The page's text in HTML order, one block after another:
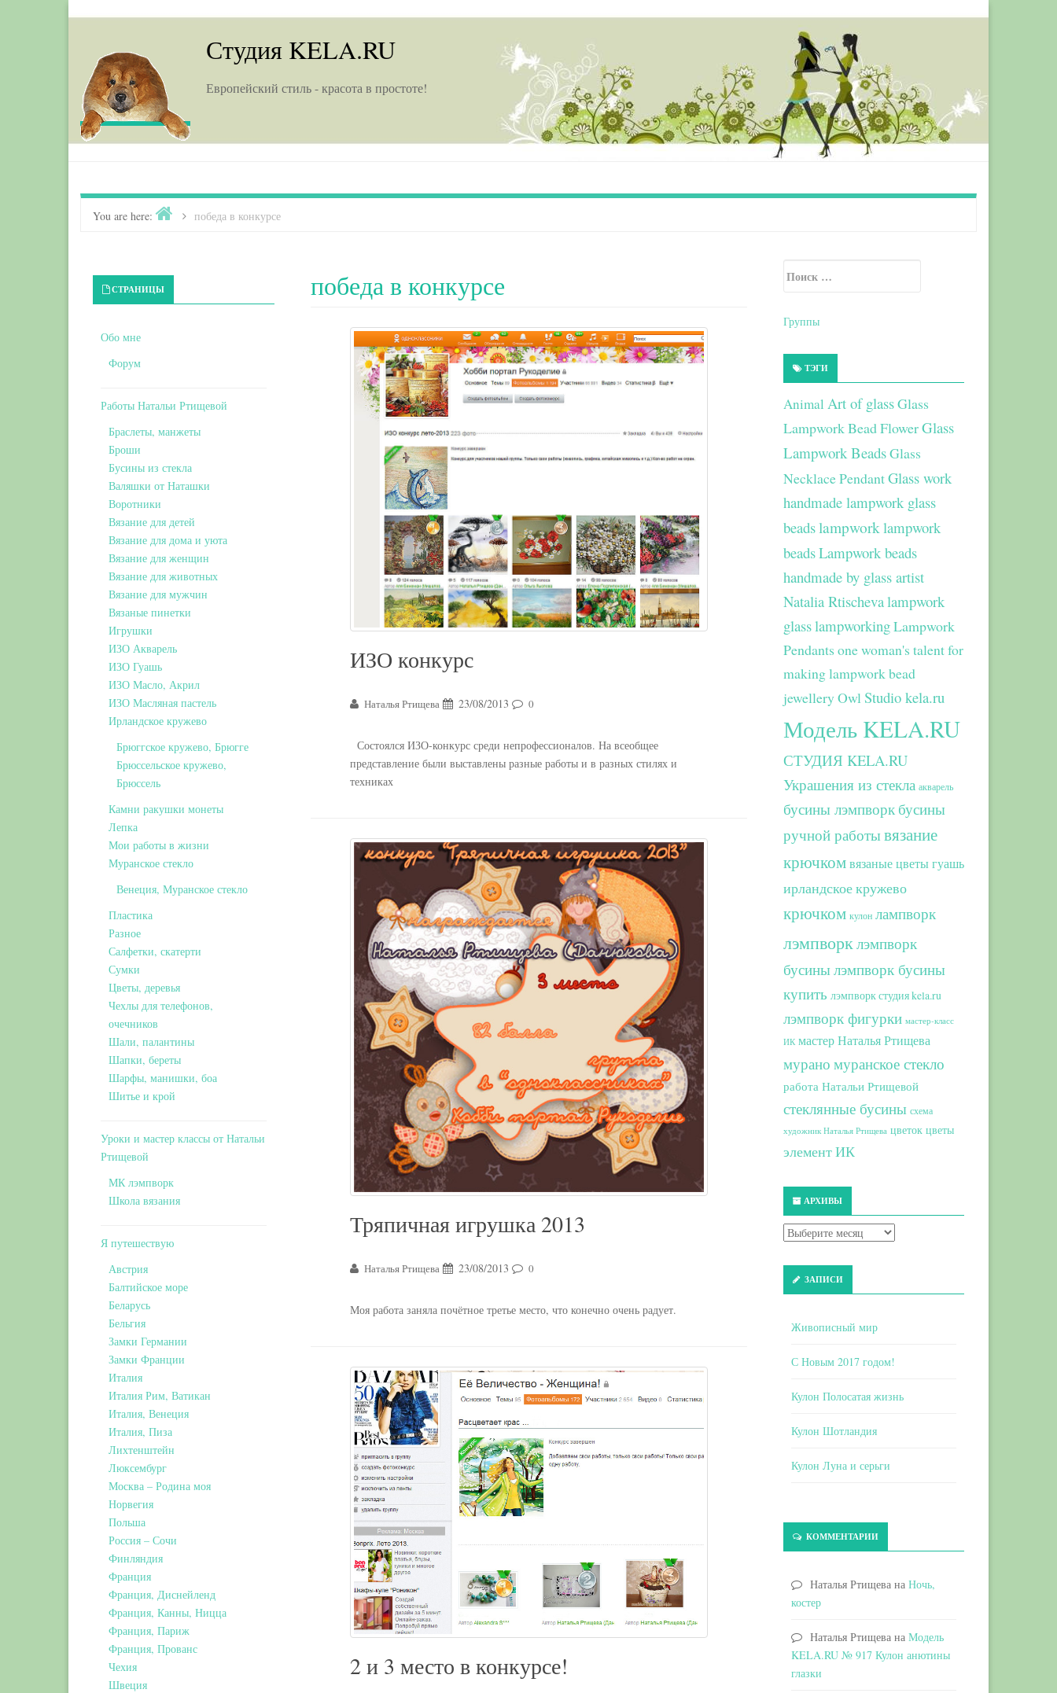
Студия KELA.RU
Европейский стиль - красота в простоте!
You are here: Homeпобеда в конкурсе
победа в конкурсе
ИЗО конкурс
Наталья Ртищева 23/08/2013 0
Состоялся ИЗО-конкурс среди непрофессионалов. На всеобщее
представление были выставлены разные работы и в разных стилях и
техниках
Тряпичная игрушка 2013
Наталья Ртищева 23/08/2013 0
Моя работа заняла почётное третье место, что конечно очень радует.
2 и 3 место в конкурсе!
Primary Sidebar
СТРАНИЦЫ
Обо мне
Форум
Работы Натальи Ртищевой
Браслеты, манжеты
Броши
Бусины из стекла
Валяшки от Наташки
Воротники
Вязание для детей
Вязание для дома и уюта
Вязание для женщин
Вязание для животных
Вязание для мужчин
Вязаные пинетки
Игрушки
ИЗО Акварель
ИЗО Гуашь
ИЗО Масло, Акрил
ИЗО Масляная пастель
Ирландское кружево
Брюггское кружево, Брюгге
Брюссельское кружево,
Брюссель
Камни ракушки монеты
Лепка
Мои работы в жизни
Муранское стекло
Венеция, Муранское стекло
Пластика
Разное
Салфетки, скатерти
Сумки
Цветы, деревья
Чехлы для телефонов,
очечников
Шали, палантины
Шапки, береты
Шарфы, манишки, боа
Шитье и крой
Уроки и мастер классы от Натальи
Ртищевой
МК лэмпворк
Школа вязания
Я путешествую
Австрия
Балтийское море
Беларусь
Бельгия
Замки Германии
Замки Франции
Италия
Италия Рим, Ватикан
Италия, Венеция
Италия, Пиза
Лихтенштейн
Люксембург
Москва – Родина моя
Норвегия
Польша
Россия – Сочи
Финляндия
Франция
Франция, Диснейленд
Франция, Канны, Ницца
Франция, Париж
Франция, Прованс
Чехия
Швеция
Secondary Sidebar
Группы
ТЭГИ
Animal Art of glassGlass
Lampwork Bead FlowerGlass
Lampwork BeadsGlass
Necklace PendantGlass work
handmade lampwork glass
beadslampworklampwork
beadsLampwork beads
handmade by glass artist
Natalia Rtischevalampwork
glasslampworkingLampwork
Pendants one woman's talent for
making lampwork bead
jewelleryOwlStudio kela.ru
Модель KELA.RU
СТУДИЯ KELA.RU
Украшения из стекла акварель
бусины лэмпворк бусины
ручной работывязание
крючком вязаные цветы гуашь
ирландское кружево
крючком кулон лампворк
лэмпворклэмпворк
бусинылэмпворк бусины
купить лэмпворк студия kela.ru
лэмпворк фигурки мастер-класс
ИК мастер Наталья Ртищева
мурано муранское стекло
работа Натальи Ртищевой
стеклянные бусины схема
художник Наталья Ртищева цветок цветы
элемент ИК
АРХИВЫ
ЗАПИСИ
Живописный мир
С Новым 2017 годом!
Кулон Полосатая жизнь
Кулон Шотландия
Кулон Луна и серьги
КОММЕНТАРИИ
Наталья Ртищевана Ночь,
костер
Наталья Ртищевана Модель
KELA.RU № 917 Кулон анютины
глазки